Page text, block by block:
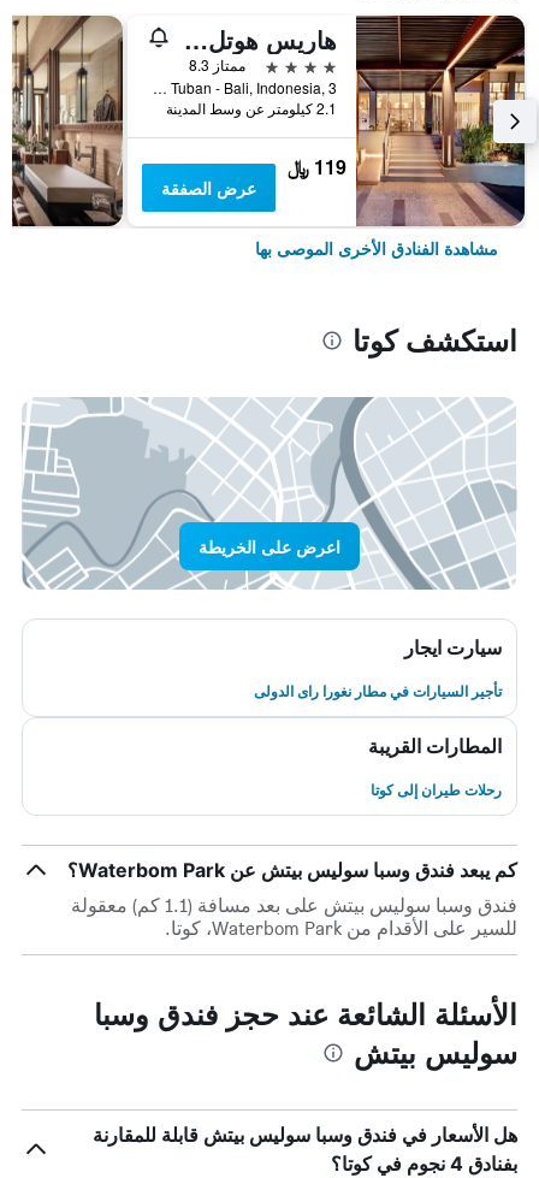
هاريس هوتل كوتا توبان بالي
4 نجوم
ممتاز 8.3
Jl.Dewi Sartika Tuban - Bali, Indonesia, 3, كوتا, إندونيسيا
2.1 كيلومتر عن وسط المدينة
119 ﷼
عرض الصفقة
مشاهدة الفنادق الأخرى الموصى بها
استكشف كوتا
اعرض على الخريطة
سيارت ايجار
تأجير السيارات في مطار نغورا راى الدولى
المطارات القريبة
رحلات طيران إلى كوتا
كم يبعد فندق وسبا سوليس بيتش عن Waterbom Park؟
فندق وسبا سوليس بيتش على بعد مسافة (1.1 كم) معقولة
للسير على الأقدام من Waterbom Park، كوتا.
الأسئلة الشائعة عند حجز فندق وسبا
سوليس بيتش
هل الأسعار في فندق وسبا سوليس بيتش قابلة للمقارنة
بفنادق 4 نجوم في كوتا؟